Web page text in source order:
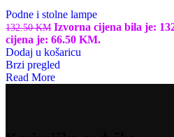
Podne i stolne lampe
132.50KM Izvorna cijena bila je:
cijena je: 66.50 KM.
Dodaj u košaricu
Brzi pregled
Read More